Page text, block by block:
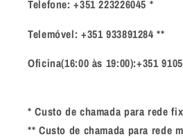
Telefone: +351 223226045 *
Telemóvel: +351 933891284 **
Oficina(16:00 às 19:00):+351
* Custo de chamada para rede
** Custo de chamada para rede